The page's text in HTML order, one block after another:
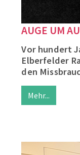
AUGE UM
Vor hundert
Elberfelder
den
Mehr...